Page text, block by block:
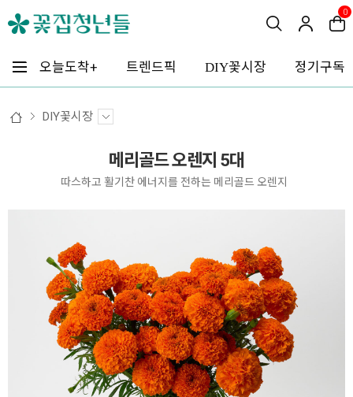
0
오늘도착+ 트렌드픽 DIY꽃시장 정기구독
DIY꽃시장
메리골드 오렌지 5대
따스하고 활기찬 에너지를 전하는 메리골드 오렌지